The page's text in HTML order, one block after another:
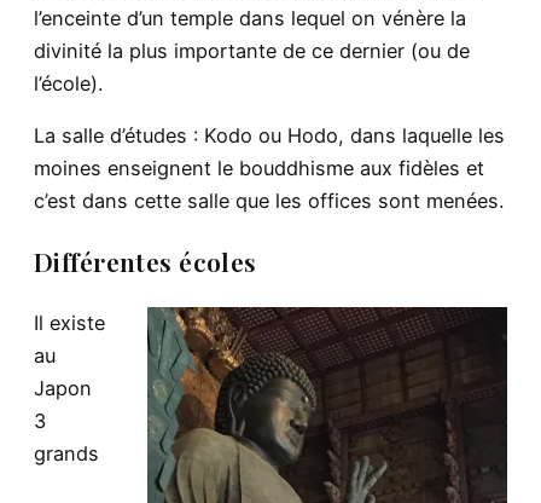
l’enceinte d’un temple dans lequel on vénère la
divinité la plus importante de ce dernier (ou de
l’école).
La salle d’études : Kodo ou Hodo, dans laquelle les
moines enseignent le bouddhisme aux fidèles et
c’est dans cette salle que les offices sont menées.
Différentes écoles
Il existe
au
Japon
3
grands